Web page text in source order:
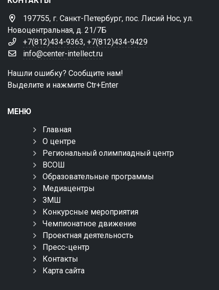
197755, г. Санкт-Петербург, пос. Лисий Нос, ул.
Новоцентральная, д. 21/7Б
+7(812)434-9363, +7(812)434-9429
info@center-intellect.ru
Нашли ошибку? Сообщите нам!
Выделите и нажмите Ctr+Enter
МЕНЮ
Главная
О центре
Региональный олимпиадный центр
ВСОШ
Образовательные программы
Медиацентры
ЗМШ
Конкурсные мероприятия
Чемпионатное движение
Проектная деятельность
Пресс-центр
Контакты
Карта сайта